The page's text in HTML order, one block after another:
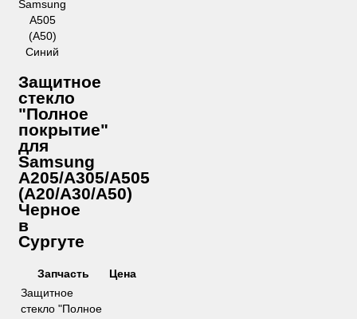
Защитное
стекло
"Полное
покрытие"
для
Samsung
A205/A305/A505
(A20/A30/A50)
Черное
в
Сургуте
Запчасть
Цена
Защитное
стекло "Полное